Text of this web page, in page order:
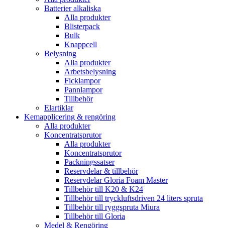
Batterier alkaliska
Alla produkter
Blisterpack
Bulk
Knappcell
Belysning
Alla produkter
Arbetsbelysning
Ficklampor
Pannlampor
Tillbehör
Elartiklar
Kemapplicering & rengöring
Alla produkter
Koncentratsprutor
Alla produkter
Koncentratsprutor
Packningssatser
Reservdelar & tillbehör
Reservdelar Gloria Foam Master
Tillbehör till K20 & K24
Tillbehör till tryckluftsdriven 24 liters spruta
Tillbehör till ryggspruta Miura
Tillbehör till Gloria
Medel & Rengöring